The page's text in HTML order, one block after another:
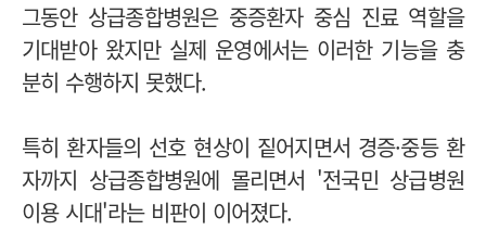
그동안 상급종합병원은 중증환자 중심 진료 역할을
기대받아 왔지만 실제 운영에서는 이러한 기능을 충
분히 수행하지 못했다.
특히 환자들의 선호 현상이 짙어지면서 경증·중등 환
자까지 상급종합병원에 몰리면서 '전국민 상급병원
이용 시대'라는 비판이 이어졌다.